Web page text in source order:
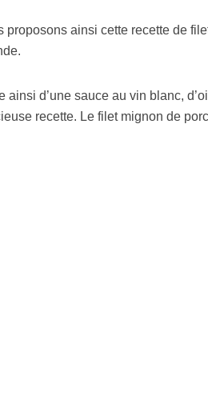
proposons ainsi cette recette de
ainsi d’une sauce au vin blanc,
recette. Le filet mignon de